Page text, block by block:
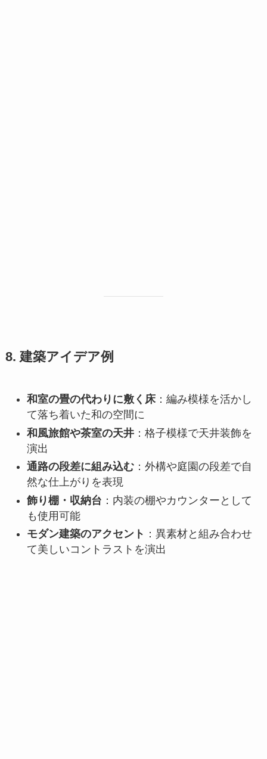
8. 建築アイデア例
和室の畳の代わりに敷く床：編み模様を活かし
て落ち着いた和の空間に
和風旅館や茶室の天井：格子模様で天井装飾を
演出
通路の段差に組み込む：外構や庭園の段差で自
然な仕上がりを表現
飾り棚・収納台 ：内装の棚やカウンターとして
も使用可能
モダン建築のアクセント ：異素材と組み合わせ
て美しいコントラストを演出